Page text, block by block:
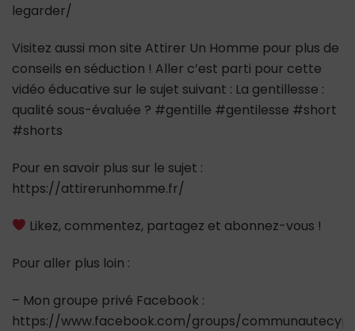
legarder/
Visitez aussi mon site Attirer Un Homme pour plus de
conseils en séduction ! Aller c’est parti pour cette
vidéo éducative sur le sujet suivant : La gentillesse :
qualité sous-évaluée ? #gentille #gentilesse #short
#shorts
Pour en savoir plus sur le sujet :
https://attirerunhomme.fr/
Likez, commentez, partagez et abonnez-vous !
Pour aller plus loin :
– Mon groupe privé Facebook :
https://www.facebook.com/groups/